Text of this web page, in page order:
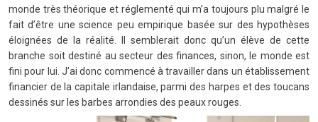
monde très théorique et réglementé qui m’a toujours plu malgré le
fait d’être une science peu empirique basée sur des hypothèses
éloignées de la réalité. Il semblerait donc qu’un élève de cette
branche soit destiné au secteur des finances, sinon, le monde est
fini pour lui. J’ai donc commencé à travailler dans un établissement
financier de la capitale irlandaise, parmi des harpes et des toucans
dessinés sur les barbes arrondies des peaux rouges.